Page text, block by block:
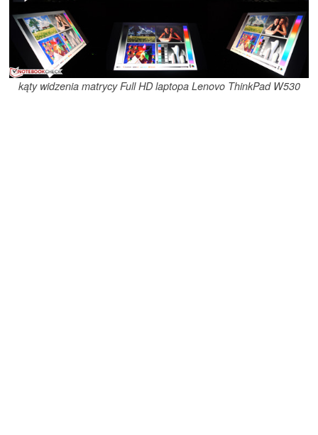
kąty widzenia matrycy Full HD laptopa Lenovo ThinkPad W530